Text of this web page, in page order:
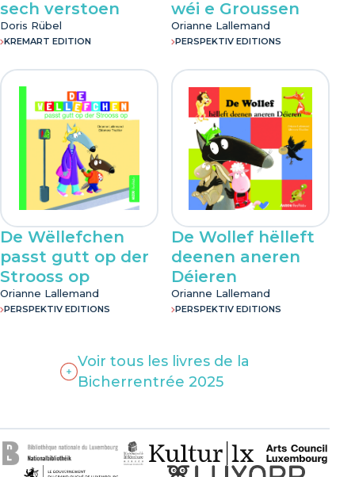
sech verstoen
Doris Rübel
KREMART EDITION
wéi e Groussen
Orianne Lallemand
PERSPEKTIV EDITIONS
De Wëllefchen
passt gutt op der
Strooss op
Orianne Lallemand
PERSPEKTIV EDITIONS
De Wollef hëlleft
deenen aneren
Déieren
Orianne Lallemand
PERSPEKTIV EDITIONS
Voir tous les livres de la
Bicherrentrée 2025